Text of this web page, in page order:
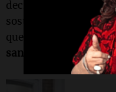
decir que las políticas
sostuvo, y confirmó
que pagaron las
santafesino